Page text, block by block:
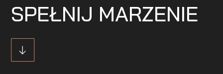
SPEŁNIJ MARZENIE